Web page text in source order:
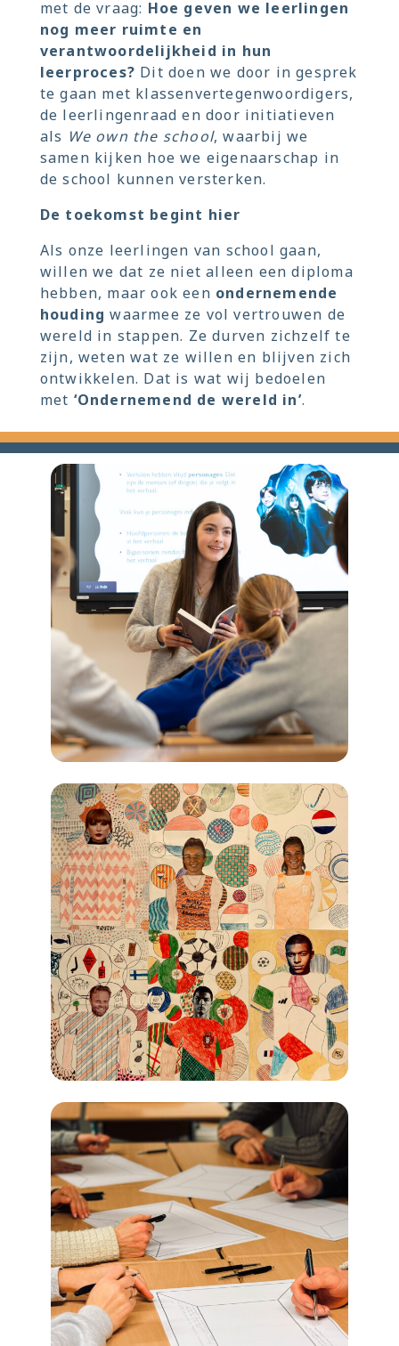
met de vraag: Hoe geven we leerlingen
nog meer ruimte en
verantwoordelijkheid in hun
leerproces? Dit doen we door in gesprek
te gaan met klassenvertegenwoordigers,
de leerlingenraad en door initiatieven
als We own the school, waarbij we
samen kijken hoe we eigenaarschap in
de school kunnen versterken.
De toekomst begint hier
Als onze leerlingen van school gaan,
willen we dat ze niet alleen een diploma
hebben, maar ook een ondernemende
houding waarmee ze vol vertrouwen de
wereld in stappen. Ze durven zichzelf te
zijn, weten wat ze willen en blijven zich
ontwikkelen. Dat is wat wij bedoelen
met ‘Ondernemend de wereld in’.